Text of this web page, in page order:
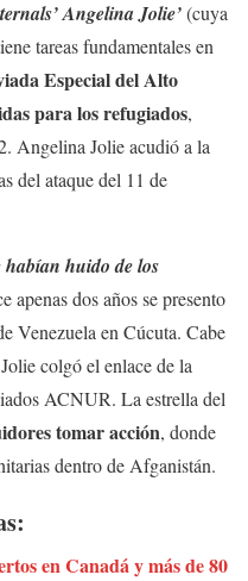
Angelina Jolie’(cuya
tareas fundamentales en
Especial del Alto
para los refugiados,
Angelina Jolie acudió a la
del ataque del 11 de
huido de los
apenas dos años se presento
Venezuela en Cúcuta. Cabe
colgó el enlace de la
ACNUR. La estrella del
tomar acción, donde
dentro de Afganistán.
en Canadá y más de 80